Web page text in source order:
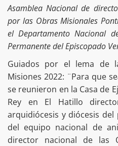
Asamblea Nacional de
por las Obras Misionales
el Departamento Nacional
Permanente del Episcopado
Guiados por el lema de
Misiones 2022: ¨Para que
se reunieron en la Casa de
Rey en El Hatillo
arquidiócesis y diócesis
del equipo nacional de
director nacional de las